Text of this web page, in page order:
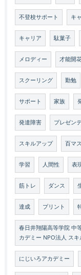
不登校サポート キ
キャリア 駄菓子
メロディー 才能開
スクーリング 勤勉
サポート 家族
発達障害 プレゼン
スキルアップ 百マス
学習 人間性 表
筋トレ ダンス
達成 プリント
春日井翔陽高等学院 中
カデミー NPO法人 ス
にじいろアカデミー